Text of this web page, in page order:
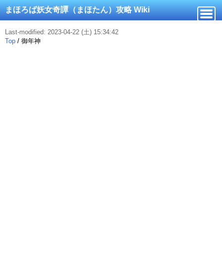
まほろば妖女奇譚（まほたん）攻略 Wiki
Last-modified: 2023-04-22 (土) 15:34:42
Top / 御年神